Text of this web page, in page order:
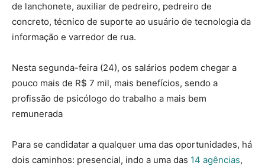
de lanchonete, auxiliar de pedreiro, pedreiro de
concreto, técnico de suporte ao usuário de tecnologia da
informação e varredor de rua.
Nesta segunda-feira (24), os salários podem chegar a
pouco mais de R$ 7 mil, mais benefícios, sendo a
profissão de psicólogo do trabalho a mais bem
remunerada
Para se candidatar a qualquer uma das oportunidades, há
dois caminhos: presencial, indo a uma das 14 agências,